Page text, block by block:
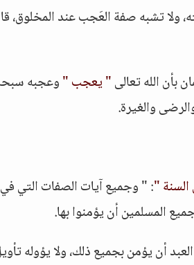
ولا تشبه صفة العَجب عند المخلوق،
بأن الله تعالى" يعجب "وعجبه
والغيرة.
": " وجميع آيات الصفات التي في
المسلمين أن يؤمنوا بها.
أن يؤمن بجميع ذلك، ولا يؤوله